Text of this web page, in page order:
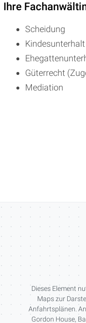
Ihre
Scheidung
Kindesunterhalt
Güterrecht
Mediation
Dieses Element
Maps zur
Anfahrtsplänen.
Gordon House,